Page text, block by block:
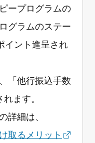
ープログラムの
グラムのステー
イント進呈され
「他行振込手数
ます。
詳細は、
取るメリット